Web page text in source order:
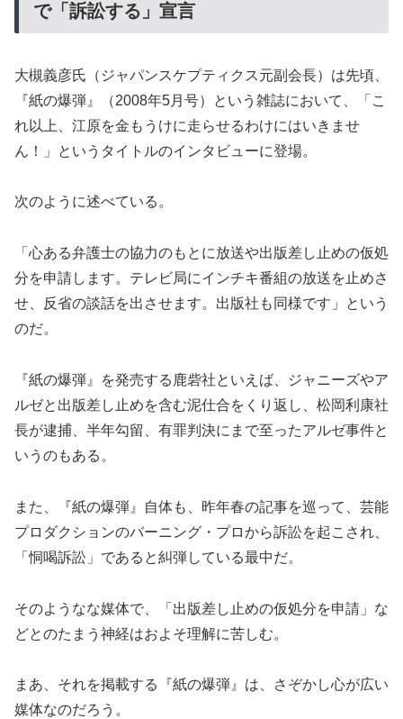
で「訴訟する」宣言
大槻義彦氏（ジャパンスケプティクス元副会長）は先頃、
『紙の爆弾』（2008年5月号）という雑誌において、「こ
れ以上、江原を金もうけに走らせるわけにはいきませ
ん！」というタイトルのインタビューに登場。
次のように述べている。
「心ある弁護士の協力のもとに放送や出版差し止めの仮処
分を申請します。テレビ局にインチキ番組の放送を止めさ
せ、反省の談話を出させます。出版社も同様です」という
のだ。
『紙の爆弾』を発売する鹿砦社といえば、ジャニーズやア
ルゼと出版差し止めを含む泥仕合をくり返し、松岡利康社
長が逮捕、半年勾留、有罪判決にまで至ったアルゼ事件と
いうのもある。
また、『紙の爆弾』自体も、昨年春の記事を巡って、芸能
プロダクションのバーニング・プロから訴訟を起こされ、
「恫喝訴訟」であると糾弾している最中だ。
そのようなな媒体で、「出版差し止めの仮処分を申請」な
どとのたまう神経はおよそ理解に苦しむ。
まあ、それを掲載する『紙の爆弾』は、さぞかし心が広い
媒体なのだろう。